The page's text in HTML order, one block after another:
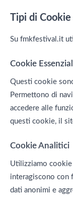
Tipi di
Su fmkfestival.it
Cookie
Questi cookie
Permettono di
accedere alle
questi cookie, il
Cookie Analitici
Utilizziamo
interagiscono con
dati anonimi e